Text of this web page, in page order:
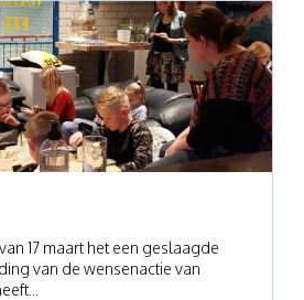
17 maart het een geslaagde
van de wensenactie van